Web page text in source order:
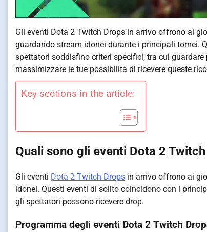
Gli eventi Dota 2 Twitch Drops in arrivo offrono ai
guardando stream idonei durante i principali tornei.
spettatori soddisfino criteri specifici, tra cui
massimizzare le tue possibilità di ricevere queste
Key sections in the article:
Quali sono gli eventi Dota 2
Gli eventi Dota 2 Twitch Drops in arrivo offrono ai
idonei. Questi eventi di solito coincidono con i
gli spettatori possono ricevere drop.
Programma degli eventi Dota 2 Twitch